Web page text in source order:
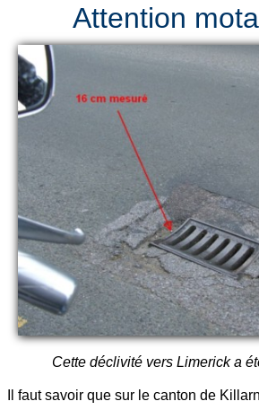
Attention
Cette déclivité vers Limerick a
Il faut savoir que sur le canton de